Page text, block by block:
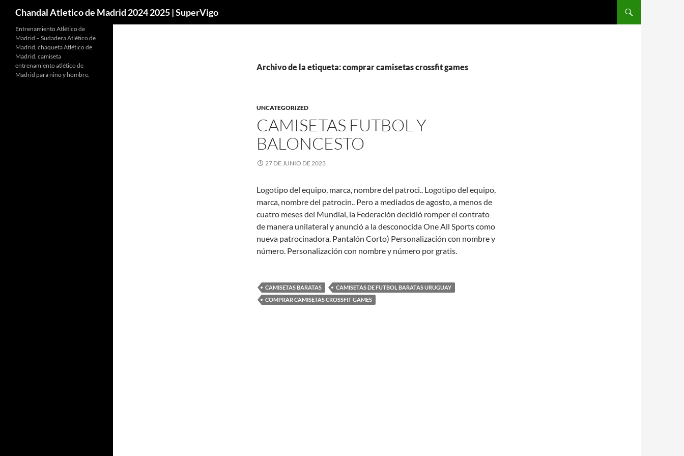
Chandal Atletico de Madrid 2024 2025 | SuperVigo
Archivo de la etiqueta: comprar camisetas crossfit games
UNCATEGORIZED
CAMISETAS FUTBOL Y
BALONCESTO
27 DE JUNIO DE 2023
Logotipo del equipo, marca, nombre del patroci.. Logotipo del equipo,
marca, nombre del patrocin.. Pero a mediados de agosto, a menos de
cuatro meses del Mundial, la Federación decidió romper el contrato
de manera unilateral y anunció a la desconocida One All Sports como
nueva patrocinadora. Pantalón Corto) Personalización con nombre y
número. Personalización con nombre y número por gratis.
CAMISETAS BARATAS
CAMISETAS DE FUTBOL BARATAS URUGUAY
COMPRAR CAMISETAS CROSSFIT GAMES
Entrenamiento Atlético de
Madrid – Sudadera Atlético de
Madrid, chaqueta Atlético de
Madrid, camiseta
entrenamiento atlético de
Madrid para niño y hombre.